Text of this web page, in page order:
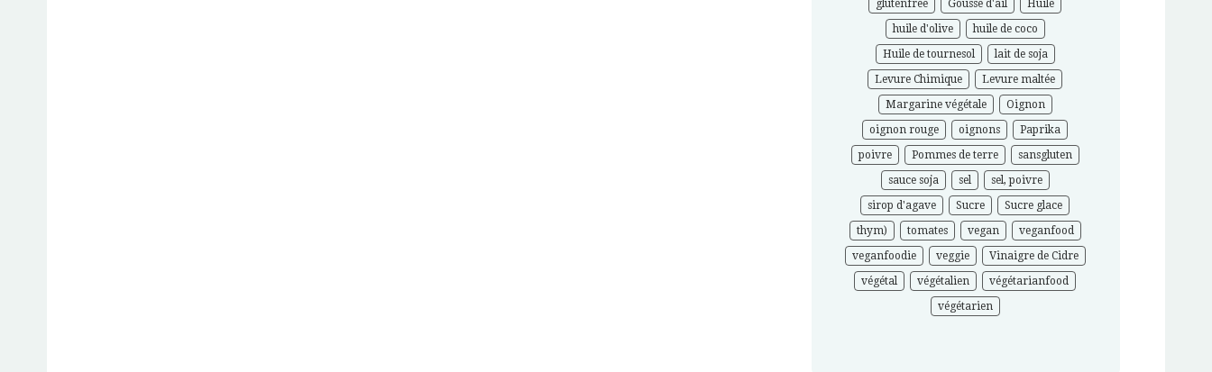
glutenfree
Gousse d'ail
Huile
huile d'olive
huile de coco
Huile de tournesol
lait de soja
Levure Chimique
Levure maltée
Margarine végétale
Oignon
oignon rouge
oignons
Paprika
poivre
Pommes de terre
sansgluten
sauce soja
sel
sel, poivre
sirop d'agave
Sucre
Sucre glace
thym)
tomates vegan
veganfood
veganfoodie
veggie
Vinaigre de Cidre
végétal
végétalien
végétarianfood
végétarien